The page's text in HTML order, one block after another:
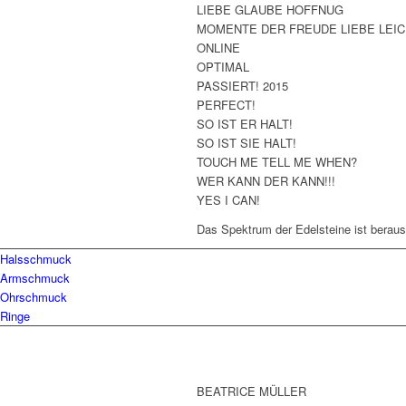
LIEBE GLAUBE HOFFNUG
MOMENTE DER FREUDE LIEBE
ONLINE
OPTIMAL
PASSIERT! 2015
PERFECT!
SO IST ER HALT!
SO IST SIE HALT!
TOUCH ME TELL ME WHEN?
WER KANN DER KANN!!!
YES I CAN!
Das Spektrum der Edelsteine ist
Halsschmuck
Armschmuck
Ohrschmuck
Ringe
BEATRICE MÜLLER